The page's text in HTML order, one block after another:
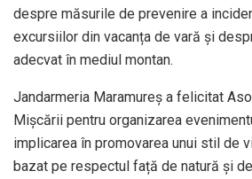
despre măsurile de prevenire a
excursiilor din vacanța de vară și
adecvat în mediul montan.
Jandarmeria Maramureș a felicitat
Mișcării pentru organizarea
implicarea în promovarea unui stil de
bazat pe respectul față de natură și